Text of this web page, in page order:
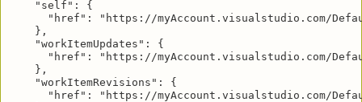
    "self": {
"href": "https://myAccount.visualstudio.com/
    },
    "workItemUpdates": {
"href": "https://myAccount.visualstudio.com/
    },
    "workItemRevisions": {
"href": "https://myAccount.visualstudio.com/